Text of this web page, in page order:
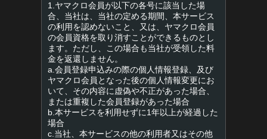
1.ヤマクロ会員が以下の各号に該当した場
合、当社は、当社の定める期間、本サービス
の利用を認めないこと、又は、ヤマクロ会員
の会員資格を取り消すことができるものとし
ます。ただし、この場合も当社が受領した料
金を返還しません。
a.会員登録申込みの際の個人情報登録、及び
ヤマクロ会員となった後の個人情報変更にお
いて、その内容に虚偽や不正があった場合、
または重複した会員登録があった場合
b.本サービスを利用せずに1年以上が経過した
場合
c.当社、本サービスの他の利用者又はその他